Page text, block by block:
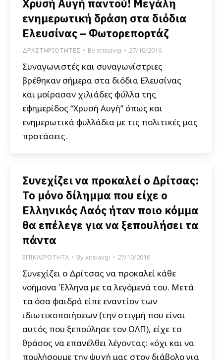
Χρυσή Αυγή παντού! Μεγάλη
ενημερωτική δράση στα διόδια
Ελευσίνας – Φωτορεπορτάζ
ΔΡΑΣΤΗΡΙΟΤΗΤΕΣ Byxrisiavgi 27/10/2016
Συναγωνιστές και συναγωνίστριες
βρέθηκαν σήμερα στα διόδια Ελευσίνας
και μοίρασαν χιλιάδες φύλλα της
εφημερίδος “Χρυσή Αυγή” όπως και
ενημερωτικά φυλλάδια με τις πολιτικές μας
προτάσεις.
Συνεχίζει να προκαλεί ο Δρίτσας:
Το μόνο δίλημμα που είχε ο
Ελληνικός Λαός ήταν ποιο κόμμα
θα επέλεγε για να ξεπουλήσει τα
πάντα
ΕΠΙΚΑΙΡΟΤΗΤΑ Byxrisiavgi 27/10/2016
Συνεχίζει ο Δρίτσας να προκαλεί κάθε
νοήμονα Έλληνα με τα λεγόμενά του. Μετά
τα όσα φαιδρά είπε εναντίον των
ιδιωτικοποιήσεων (την στιγμή που είναι
αυτός που ξεπούλησε τον ΟΛΠ), είχε το
θράσος να επανέλθει λέγοντας: «όχι και να
πουλήσουμε την ψυχή μας στον διάβολο για